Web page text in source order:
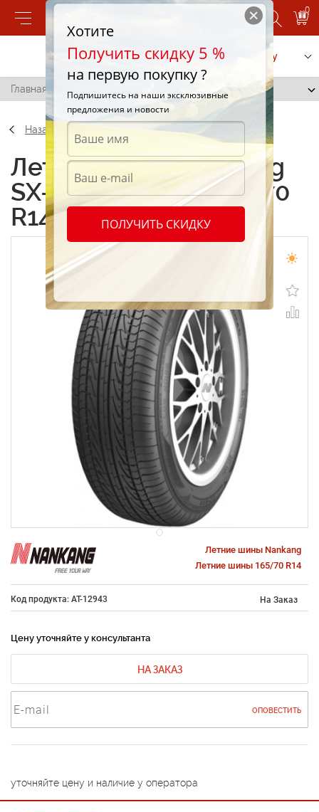
0
Позвонить Заказать услугу
Главная / Nankang SX-668 Comfort 165/70 R14 81H
Назад
Летние шины Nankang
SX-668 Comfort 165/70
R14 81H
Летние шины Nankang
Летние шины 165/70 R14
Код продукта: AT-12943 На Заказ
Цену уточняйте у консультанта
НА ЗАКАЗ
ОПОВЕСТИТЬ
уточняйте цену и наличие у оператора
Хотите
Получить скидку 5 %
на первую покупку ?
Подпишитесь на наши эксклюзивные
предложения и новости
ПОЛУЧИТЬ СКИДКУ